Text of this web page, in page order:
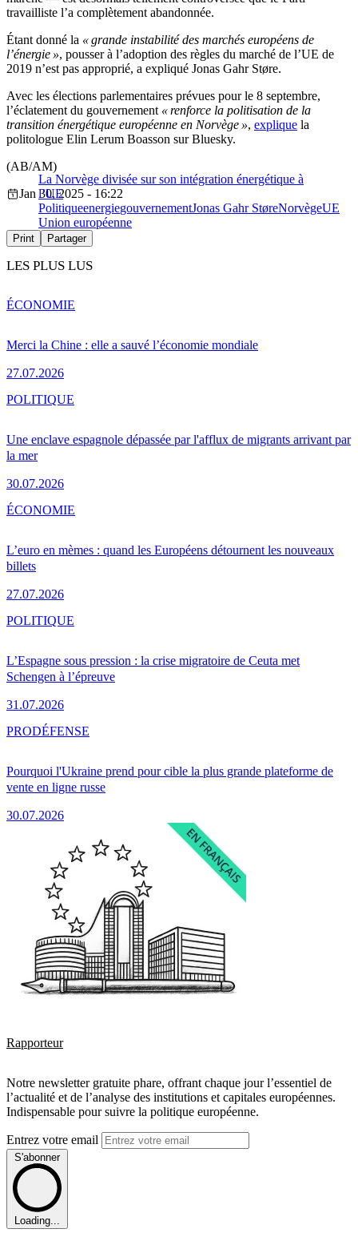
travailliste l’a complètement abandonnée.
Étant donné la « grande instabilité des marchés européens de
l’énergie », pousser à l’adoption des règles du marché de l’UE de
2019 n’est pas approprié, a expliqué Jonas Gahr Støre.
Avec les élections parlementaires prévues pour le 8 septembre,
l’éclatement du gouvernement « renforce la politisation de la
transition énergétique européenne en Norvège », explique la
politologue Elin Lerum Boasson sur Bluesky.
La Norvège divisée sur son intégration énergétique à
l’UE
(AB/AM)
Jan 30, 2025 - 16:22
PolitiqueenergiegouvernementJonas Gahr StøreNorvègeUE
Union européenne
Print Partager
LES PLUS LUS
Merci la Chine : elle a sauvé l’économie mondiale
27.07.2026
ÉCONOMIE
Une enclave espagnole dépassée par l'afflux de migrants arrivant par
la mer
30.07.2026
POLITIQUE
L’euro en mèmes : quand les Européens détournent les nouveaux
billets
27.07.2026
ÉCONOMIE
L’Espagne sous pression : la crise migratoire de Ceuta met
Schengen à l’épreuve
31.07.2026
POLITIQUE
Pourquoi l'Ukraine prend pour cible la plus grande plateforme de
vente en ligne russe
30.07.2026
PRODÉFENSE
Rapporteur
Notre newsletter gratuite phare, offrant chaque jour l’essentiel de
l’actualité et de l’analyse des institutions et capitales européennes.
Indispensable pour suivre la politique européenne.
Entrez votre email
S'abonner
Loading...